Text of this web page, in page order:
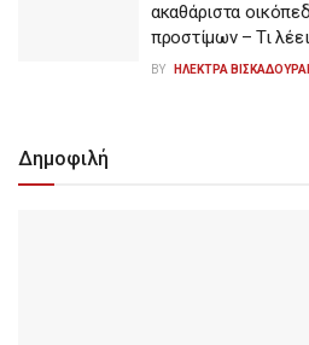
ακαθάριστα
προστίμων – Τι
BY ΗΛΕΚΤΡΑ
Δημοφιλή